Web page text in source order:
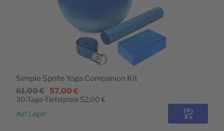
57,00 €
61,00 €
30-Tage-Tiefstpreis 52,00 €
Simple Sprite Yoga Companion Kit
Auf Lager